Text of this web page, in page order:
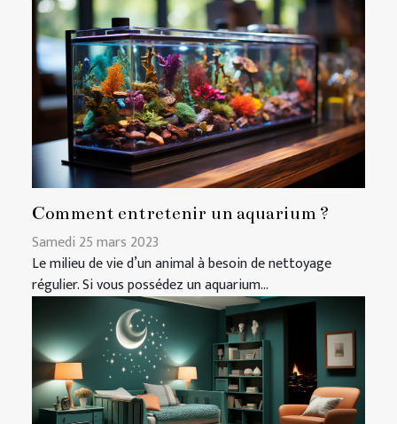
Comment entretenir un aquarium ?
Samedi 25 mars 2023
Le milieu de vie d’un animal à besoin de nettoyage
régulier. Si vous possédez un aquarium...